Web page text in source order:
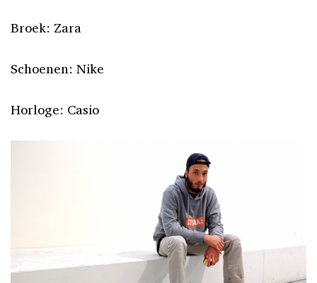
Broek: Zara
Schoenen: Nike
Horloge: Casio